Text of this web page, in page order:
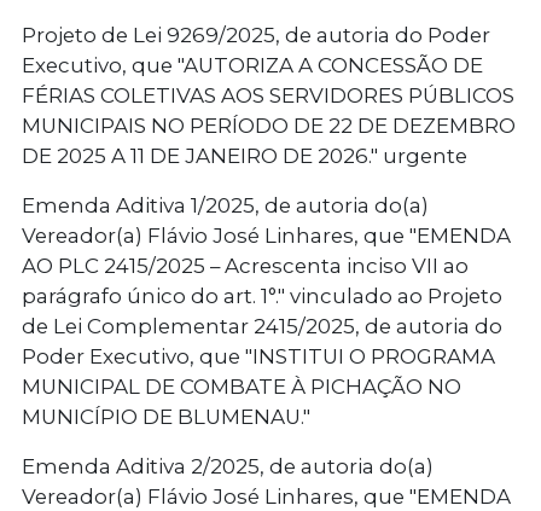
Projeto de Lei 9269/2025, de autoria do Poder
Executivo, que "AUTORIZA A CONCESSÃO DE
FÉRIAS COLETIVAS AOS SERVIDORES PÚBLICOS
MUNICIPAIS NO PERÍODO DE 22 DE DEZEMBRO
DE 2025 A 11 DE JANEIRO DE 2026." urgente
Emenda Aditiva 1/2025, de autoria do(a)
Vereador(a) Flávio José Linhares, que "EMENDA
AO PLC 2415/2025 – Acrescenta inciso VII ao
parágrafo único do art. 1°." vinculado ao Projeto
de Lei Complementar 2415/2025, de autoria do
Poder Executivo, que "INSTITUI O PROGRAMA
MUNICIPAL DE COMBATE À PICHAÇÃO NO
MUNICÍPIO DE BLUMENAU."
Emenda Aditiva 2/2025, de autoria do(a)
Vereador(a) Flávio José Linhares, que "EMENDA